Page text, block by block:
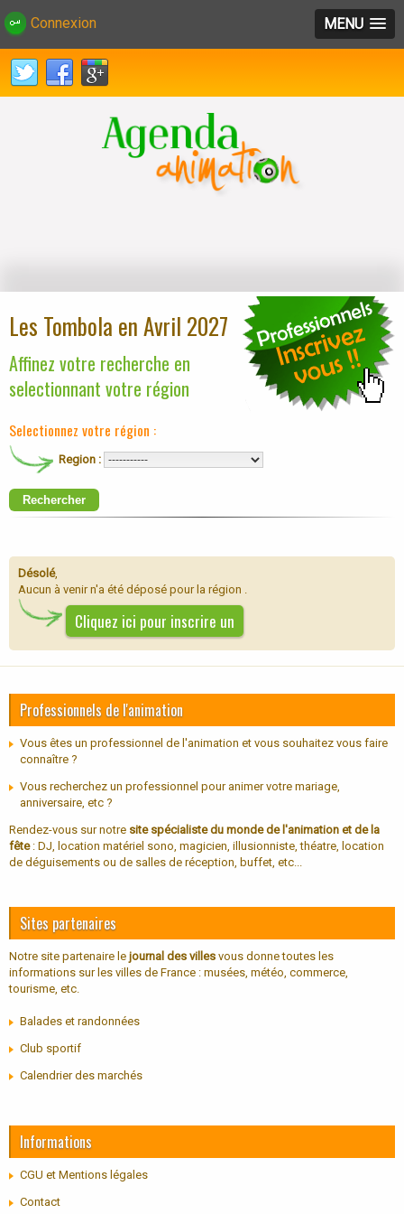
Connexion MENU
Les Tombola en Avril 2027
Affinez votre recherche en
selectionnant votre région
Selectionnez votre région :
Region :
Rechercher
Désolé,
Aucun à venir n'a été déposé pour la région .
Cliquez ici pour inscrire un
Professionnels de l'animation
Vous êtes un professionnel de l'animation et vous souhaitez vous faire
connaître ?
Vous recherchez un professionnel pour animer votre mariage,
anniversaire, etc ?
Rendez-vous sur notre site spécialiste du monde de l'animation et de la
fête: DJ, location matériel sono, magicien, illusionniste, théatre, location
de déguisements ou de salles de réception, buffet, etc...
Sites partenaires
Notre site partenaire le journal des villes vous donne toutes les
informations sur les villes de France : musées, météo, commerce,
tourisme, etc.
Balades et randonnées
Club sportif
Calendrier des marchés
Informations
CGU et Mentions légales
Contact